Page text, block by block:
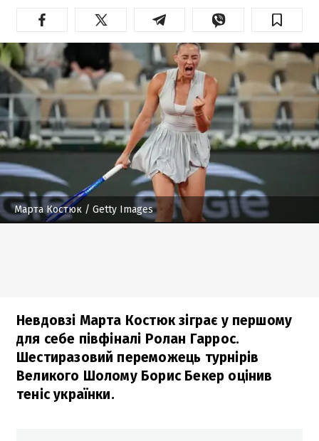
Марта Костюк / Getty Images
Невдовзі Марта Костюк зіграє у першому
для себе півфіналі Ролан Гаррос.
Шестиразовий переможець турнірів
Великого Шолому Борис Бекер оцінив
теніс українки.